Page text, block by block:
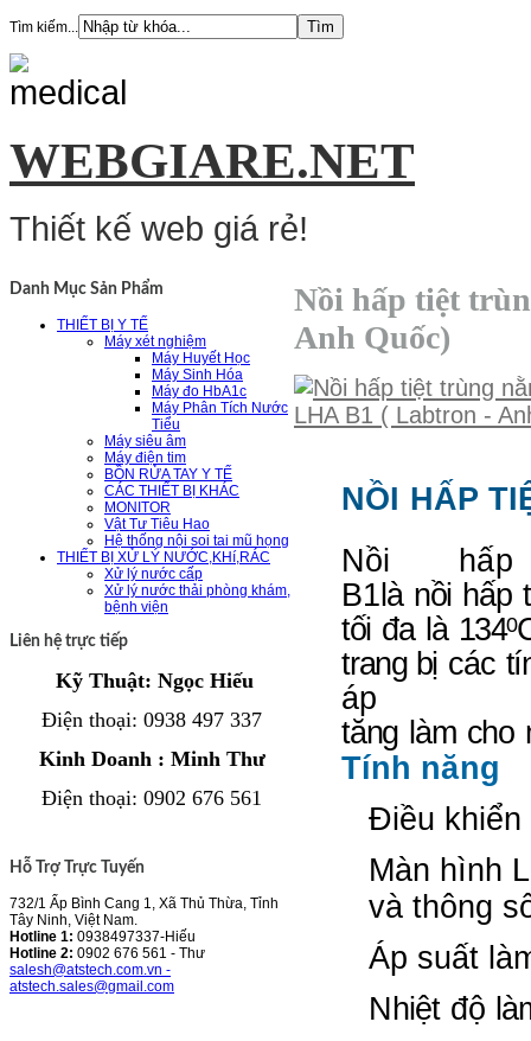
Tìm kiếm...
WEBGIARE.NET
Thiết kế web giá rẻ!
Danh Mục Sản Phẩm
THIẾT BỊ Y TẾ
Máy xét nghiệm
Máy Huyết Học
Máy Sinh Hóa
Máy đo HbA1c
Máy Phân Tích Nước
Tiểu
Máy siêu âm
Máy điện tim
BỒN RỬA TAY Y TẾ
CÁC THIẾT BỊ KHÁC
MONITOR
Vật Tư Tiêu Hao
Hệ thống nội soi tai mũ họng
THIẾT BỊ XỬ LÝ NƯỚC,KHí,RÁC
Xử lý nước cấp
Xử lý nước thải phòng khám,
bệnh viện
Liên hệ trực tiếp
Kỹ Thuật: Ngọc Hiếu
Điện thoại: 0938 497 337
Kinh Doanh : Minh Thư
Điện thoại: 0902 676 561
Hỗ Trợ Trực Tuyến
732/1 Ấp Bình Cang 1, Xã Thủ Thừa, Tỉnh
Tây Ninh, Việt Nam.
Hotline 1: 0938497337-Hiếu
Hotline 2: 0902 676 561 - Thư
salesh@atstech.com.vn -
atstech.sales@gmail.com
Nồi hấp tiệt
Anh Quốc)
NỒI HẤP
Nồi hấ
B1 à nồi hấp t
tối đa à 1340
trang bị các tí
tăng làm cho
Tín h năng
Điều
Màn hình L
và thông
Áp suất
N hiệt độ là